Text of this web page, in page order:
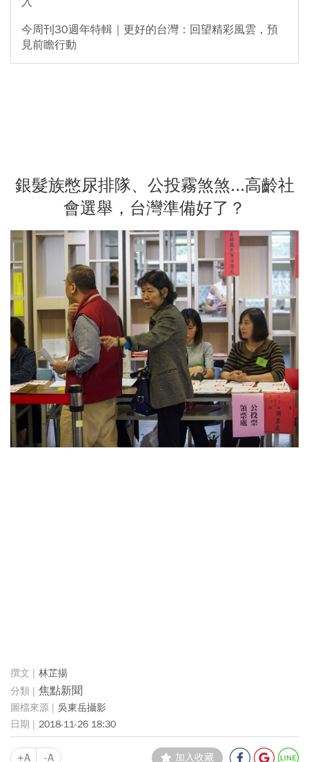
今周刊30週年特輯｜更好的台灣：回望精彩風雲，預
見前瞻行動
銀髮族憋尿排隊、公投霧煞煞...高齡社
會選舉，台灣準備好了？
林芷揚
焦點新聞
吳東岳攝影
2018-11-26 18:30
+A -A 加入收藏